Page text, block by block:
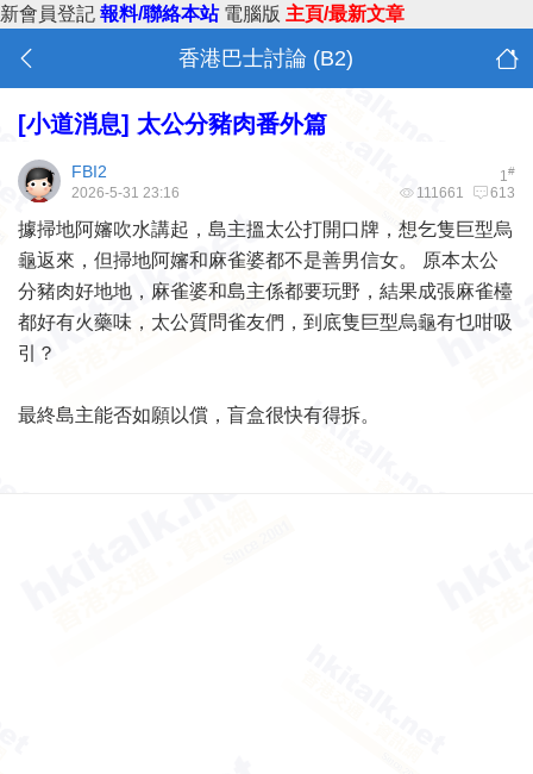
新會員登記 報料/聯絡本站 電腦版 主頁/最新文章
香港巴士討論 (B2)
[小道消息] 太公分豬肉番外篇
1#
FBI2
111661 613
2026-5-31 23:16
據掃地阿嬸吹水講起，島主搵太公打開口牌，想乞隻巨型烏
龜返來，但掃地阿嬸和麻雀婆都不是善男信女。 原本太公
分豬肉好地地，麻雀婆和島主係都要玩野，結果成張麻雀檯
都好有火藥味，太公質問雀友們，到底隻巨型烏龜有乜咁吸
引？
最終島主能否如願以償，盲盒很快有得拆。